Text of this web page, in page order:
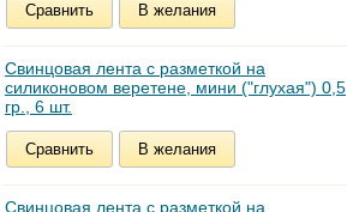
Сравнить В желания
Свинцовая лента c разметкой на
силиконовом веретене, мини ("глухая") 0,5
гр., 6 шт.
Сравнить В желания
Свинцовая лента c разметкой на